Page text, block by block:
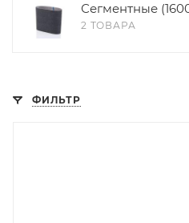
Сегментные
2 ТОВАРА
ФИЛЬТР